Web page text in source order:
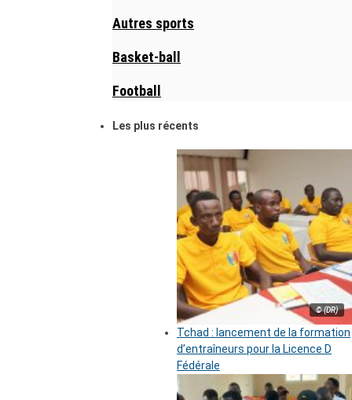
Autres sports
Basket-ball
Football
Les plus récents
© (DR)
Tchad : lancement de la formation
d’entraîneurs pour la Licence D
Fédérale